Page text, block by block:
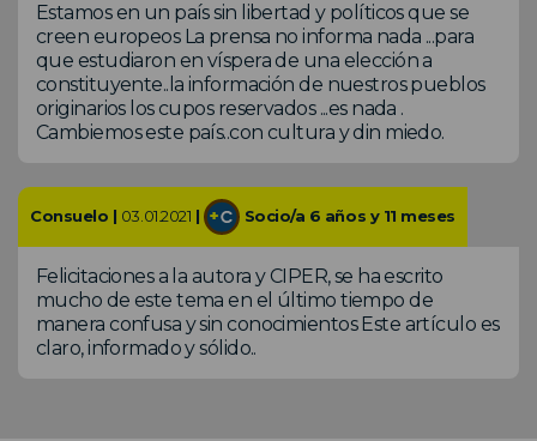
Estamos en un país sin libertad y políticos que se
creen europeos La prensa no informa nada ...para
que estudiaron en víspera de una elección a
constituyente..la información de nuestros pueblos
originarios los cupos reservados ...es nada .
Cambiemos este país..con cultura y din miedo.
Consuelo | 03.01.2021 | Socio/a 6 años y 11 meses
Felicitaciones a la autora y CIPER, se ha escrito
mucho de este tema en el último tiempo de
manera confusa y sin conocimientos Este artículo es
claro, informado y sólido..